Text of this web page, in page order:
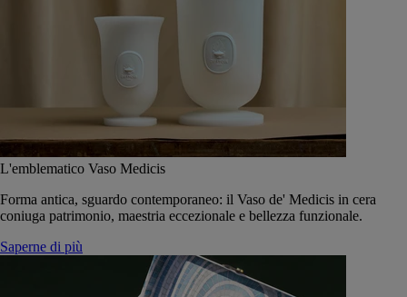
L'emblematico Vaso Medicis
Forma antica, sguardo contemporaneo: il Vaso de' Medicis in cera
coniuga patrimonio, maestria eccezionale e bellezza funzionale.
Saperne di più